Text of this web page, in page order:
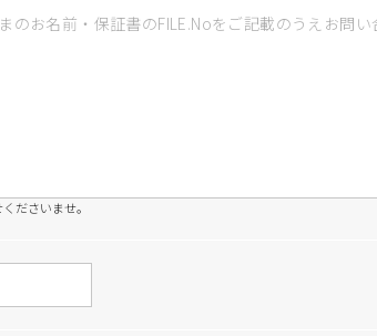
ださいませ。